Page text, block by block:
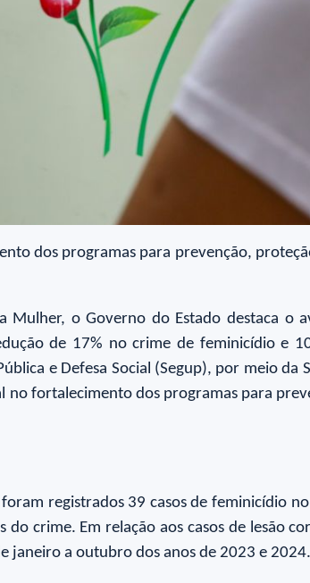
dos programas para prevenção,
o Governo do Estado destaca o
de 17% no crime de feminicídio e
e Defesa Social (Segup), por meio da
fortalecimento dos programas para
registrados 39 casos de feminicídio
crime. Em relação aos casos de lesão
janeiro a outubro dos anos de 2023 e 2024.